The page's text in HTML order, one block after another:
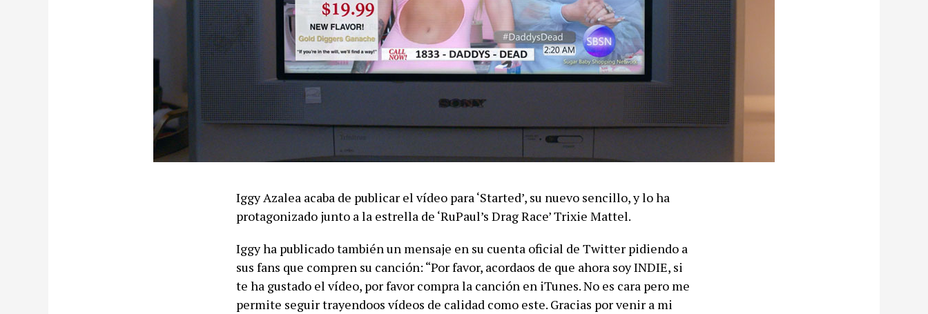
Iggy Azalea acaba de publicar el vídeo para ‘Started’, su nuevo sencillo, y lo ha
protagonizado junto a la estrella de ‘RuPaul’s Drag Race’ Trixie Mattel.
Iggy ha publicado también un mensaje en su cuenta oficial de Twitter pidiendo a
sus fans que compren su canción: “Por favor, acordaos de que ahora soy INDIE, si
te ha gustado el vídeo, por favor compra la canción en iTunes. No es cara pero me
permite seguir trayendoos vídeos de calidad como este. Gracias por venir a mi